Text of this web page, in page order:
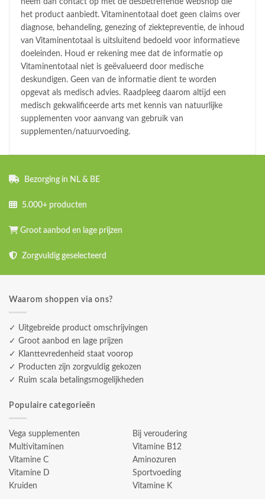
het product aanbiedt. Vitaminentotaal doet geen claims over
diagnose, behandeling, genezing of ziektepreventie, de inhoud
van Vitaminentotaal is uitsluitend bedoeld voor informatieve
doeleinden. Houd er rekening mee dat de informatie op
Vitaminentotaal niet is geëvalueerd door medische
deskundigen. Geen van de informatie dient te worden
opgevat als medisch advies. Raadpleeg daarom altijd een
medisch gekwalificeerde arts met kennis van natuurlijke
supplementen voor aanvang van gebruik van
supplementen/natuurvoeding.
Bezorging in NL & BE
5.000+ producten
Groot aanbod en lage prijzen
Zorgvuldig geselecteerd
Waarom shoppen via ons?
✓ Uitgebreide product omschrijvingen
✓ Groot aanbod en lage prijzen
✓ Klanttevredenheid staat voorop
✓ Producten zijn zorgvuldig gekozen
✓ Ruim scala betalingsmogelijkheden
Populaire categorieën
Vega supplementen
Multivitaminen
Vitamine C
Vitamine D
Kruiden
Bij veroudering
Vitamine B12
Aminozuren
Sportvoeding
Vitamine K